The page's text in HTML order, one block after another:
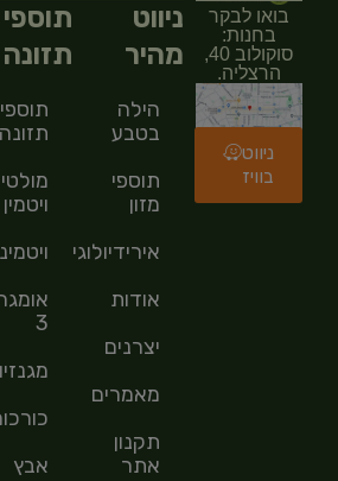
בואו לבקר
בחנות:
סוקולוב 40,
הרצליה.
ניווט
בוויז
ניווט
מהיר
הילה
בטבע
תוספי
מזון
אירידיולוגיה
אודות
יצרנים
מאמרים
תקנון
אתר
תוספי
תזונה
תוספי
תזונה
מולטי
ויטמין
3
אבץ